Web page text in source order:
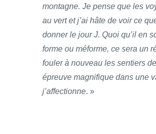
montagne. Je pense que les
au vert et j’ai hâte de voir ce
donner le jour J. Quoi qu’il en
forme ou méforme, ce sera un
fouler à nouveau les sentiers
épreuve magnifique dans une
j’affectionne. »